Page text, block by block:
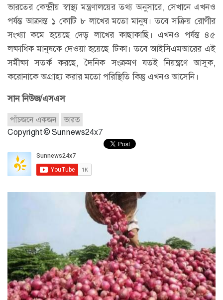
ভারতের কেন্দ্রীয় স্বাস্থ্য মন্ত্রণালয়ের তথ্য অনুসারে, সেখানে এখনও
পর্যন্ত আক্রান্ত ১ কোটি ৮ লাখের মতো মানুষ। তবে সক্রিয় রোগীর
সংখ্যা কমে হয়েছে দেড় লাখের কাছাকাছি। এখনও পর্যন্ত ৪৫
লক্ষাধিক মানুষকে দেওয়া হয়েছে টিকা। তবে আইসিএমআরের এই
সমীক্ষা সতর্ক করছে, দৈনিক সংক্রমণ যতই নিয়ন্ত্রণে আসুক,
করোনাকে অগ্রাহ্য করার মতো পরিস্থিতি কিন্তু এখনও আসেনি।
সান নিউজ/এসএস
পাঁচজনে একজন
ভারত
Copyright © Sunnews24x7